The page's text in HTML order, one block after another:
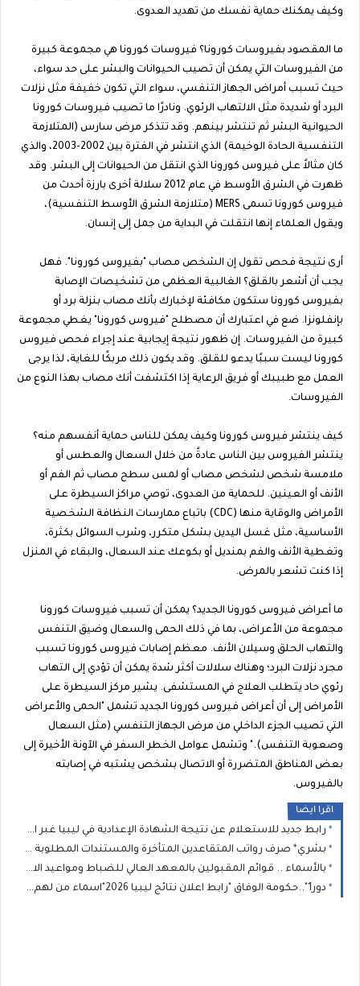
وكيف يمكنك حماية نفسك من تهديد العدوى.
ما المقصود بفيروسات كورونا؟ فيروسات كورونا هي مجموعة كبيرة
من الفيروسات التي يمكن أن تصيب الحيوانات والبشر على حد سواء،
حيث تسبب أمراض الجهاز التنفسي، سواء التي تكون خفيفة مثل نزلات
البرد أو شديدة مثل الالتهاب الرئوي. ونادرًا ما تصيب فيروسات كورونا
الحيوانية البشر ثم تنتشر بينهم. وقد تتذكر مرض سارس (المتلازمة
التنفسية الحادة الوخيمة) الذي انتشر في الفترة بين 2002-2003، والذي
كان مثالاً على فيروس كورونا الذي انتقل من الحيوانات إلى البشر. وقد
ظهرت في الشرق الأوسط في عام 2012 سلالة أخرى بارزة أحدث من
فيروس كورونا تسمى MERS (متلازمة الشرق الأوسط التنفسية)،
ويقول العلماء إنها انتقلت في البداية من جمل إلى إنسان.
أرى نتيجة فحص تقول إن الشخص مصاب "بفيروس كورونا". فهل
يجب أن أشعر بالقلق؟ الغالبية العظمى من تشخيصات الإصابة
بفيروس كورونا ستكون مكافئة لإخبارك بأنك مصاب بنزلة برد أو
بإنفلونزا. ضع في اعتبارك أن مصطلح "فيروس كورونا" يغطي مجموعة
كبيرة من الفيروسات. إن ظهور نتيجة إيجابية عند إجراء فحص فيروس
كورونا ليست سببًا يدعو للقلق. وقد يكون ذلك مربكًا للغاية، لذا يرجى
العمل مع طبيبك أو فريق الرعاية إذا اكتشفت أنك مصاب بهذا النوع من
الفيروسات.
كيف ينتشر فيروس كورونا وكيف يمكن للناس حماية أنفسهم منه؟
ينتشر الفيروس بين الناس عادةً من خلال السعال والعطس أو
ملامسة شخص لشخص مصاب أو لمس سطح مصاب ثم الفم أو
الأنف أو العينين. للحماية من العدوى، توصي مراكز السيطرة على
الأمراض والوقاية منها (CDC) باتباع ممارسات النظافة الشخصية
الأساسية، مثل غسل اليدين بشكل متكرر، وشرب السوائل بكثرة،
وتغطية الأنف والفم بمنديل أو بكوعك عند السعال، والبقاء في المنزل
إذا كنت تشعر بالمرض.
ما أعراض فيروس كورونا الجديد؟ يمكن أن تسبب فيروسات كورونا
مجموعة من الأعراض، بما في ذلك الحمى والسعال وضيق التنفس
والتهاب الحلق وسيلان الأنف. معظم إصابات فيروس كورونا تسبب
مجرد نزلات البرد؛ وهناك سلالات أكثر شدة يمكن أن تؤدي إلى التهاب
رئوي حاد يتطلب العلاج في المستشفى. يشير مركز السيطرة على
الأمراض إلى أن أعراض فيروس كورونا الجديد تشمل "الحمى والأعراض
التي تصيب الجزء الداخلي من مرض الجهاز التنفسي (مثل السعال
وصعوبة التنفس)." وتشمل عوامل الخطر السفر في الآونة الأخيرة إلى
بعض المناطق المتضررة أو الاتصال بشخص يشتبه في إصابته
بالفيروس.
اقرا ايضا
رابط جديد للاستعلام عن نتيجة الشهادة الإعدادية في ليبيا غبر الرقم الموحد( 11111): وزير التعليم يعتمد نتيجة الإعدادية 2026 بنسبة نجاح 75.46%
بشري* صرف رواتب المتقاعدين المتأخرة والمستندات المطلوبة لإنجاز معاملات المعاشات والمنافع الخاصة بالعسكريين
بالأسماء .. قوائم المقبولين بالمعهد العالي للضباط ومواعيد الاختبارات تعلنها الداخلية الليبية
دور1"..حكومة الوفاق "رابط اعلان نتائج ليبيا 2026"اسماء من لهم دور ثان" : نتيجة الشهادة الاعدادية الصف الثالث الاعدادى برقم الجلوس